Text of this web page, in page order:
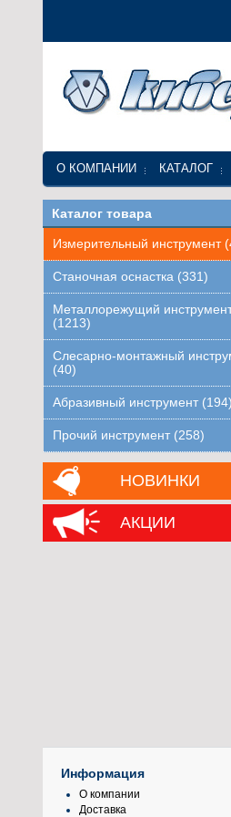
О КОМПАНИИ КАТАЛОГ
Каталог товара
Измерительный инструмент
Станочная оснастка (331)
Металлорежущий
(1213)
Слесарно-монтажный
(40)
Абразивный инструмент (194)
Прочий инструмент (258)
НОВИНКИ
АКЦИИ
Информация
О компании
Доставка